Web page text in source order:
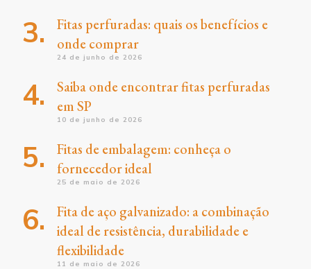
Fitas perfuradas: quais os benefícios e
onde comprar
24 de junho de 2026
Saiba onde encontrar fitas perfuradas
em SP
10 de junho de 2026
Fitas de embalagem: conheça o
fornecedor ideal
25 de maio de 2026
Fita de aço galvanizado: a combinação
ideal de resistência, durabilidade e
flexibilidade
11 de maio de 2026